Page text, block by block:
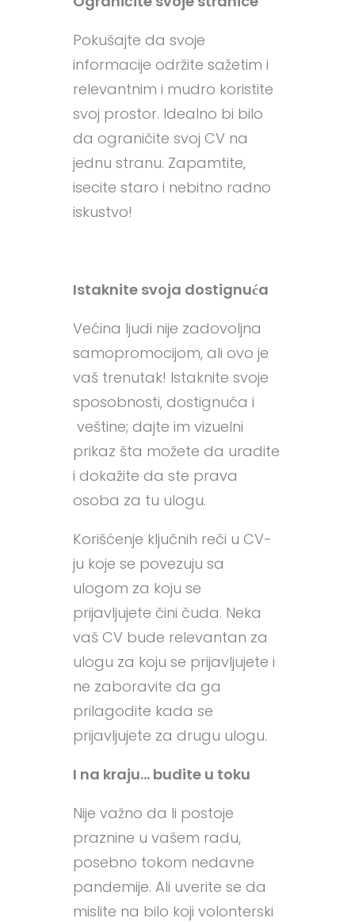
Pokušajte da svoje
informacije održite sažetim i
relevantnim i mudro koristite
svoj prostor. Idealno bi bilo
da ograničite svoj CV na
jednu stranu. Zapamtite,
isecite staro i nebitno radno
iskustvo!
Istaknite svoja dostignuća
Većina ljudi nije zadovoljna
samopromocijom, ali ovo je
vaš trenutak! Istaknite svoje
sposobnosti, dostignuća i
veštine; dajte im vizuelni
prikaz šta možete da uradite
i dokažite da ste prava
osoba za tu ulogu.
Korišćenje ključnih reči u CV-
ju koje se povezuju sa
ulogom za koju se
prijavljujete čini čuda. Neka
vaš CV bude relevantan za
ulogu za koju se prijavljujete i
ne zaboravite da ga
prilagodite kada se
prijavljujete za drugu ulogu.
I na kraju… budite u toku
Nije važno da li postoje
praznine u vašem radu,
posebno tokom nedavne
pandemije. Ali uverite se da
mislite na bilo koji volonterski